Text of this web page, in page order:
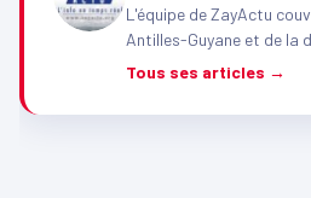
L'équipe de ZayActu
Antilles-Guyane et de la
Tous ses articles →